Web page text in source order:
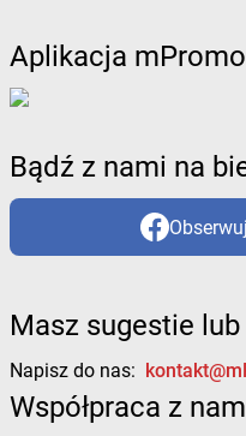
Aplikacja
Bądź z nami na
Masz sugestie
Napisz do nas:
Współpraca z